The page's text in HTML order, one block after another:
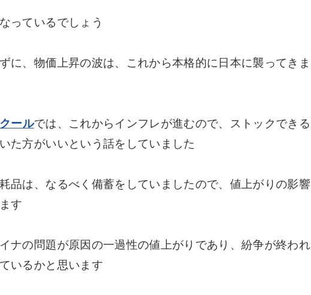
っているでしょう
に、物価上昇の波は、これから本格的に日本に襲ってきま
ールでは、これからインフレが進むので、ストックできる
た方がいいという話をしていました
品は、なるべく備蓄をしていましたので、値上がりの影響
す
ナの問題が原因の一過性の値上がりであり、紛争が終われ
いるかと思います